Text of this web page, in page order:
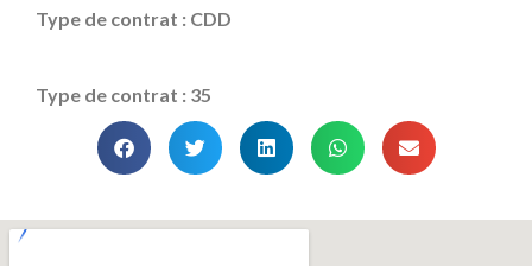
Type de contrat : CDD
Type de contrat : 35